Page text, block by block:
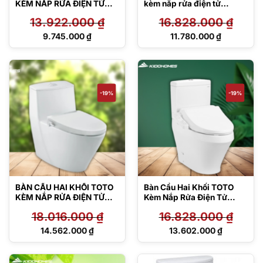
KÈM NẮP RỬA ĐIỆN TỬ
13.922.000₫
Giá
13.922.000 ₫.
9.745.000₫
Giá
tại
là:
9.745.000 ₫.
kèm nắp rửa điện tử
16.828.000₫
Giá
16.828.000 ₫.
11.780.000₫
Giá
11.780.000 ₫.
-19%
BÀN CẦU HAI KHỐI TOTO
KÈM NẮP RỬA ĐIỆN TỬ
18.016.000₫
Giá
18.016.000 ₫.
14.562.000₫
Giá
tại
-19%
Bàn Cầu Hai Khối TOTO
Kèm Nắp Rửa Điện Tử
16.828.000₫
Giá
16.828.000 ₫.
13.602.000₫
Giá
tại